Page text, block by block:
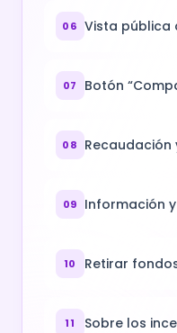
06 Vista pública
07 Botón
08 Recaudación
09 Información
10 Retirar
11 Sobre los